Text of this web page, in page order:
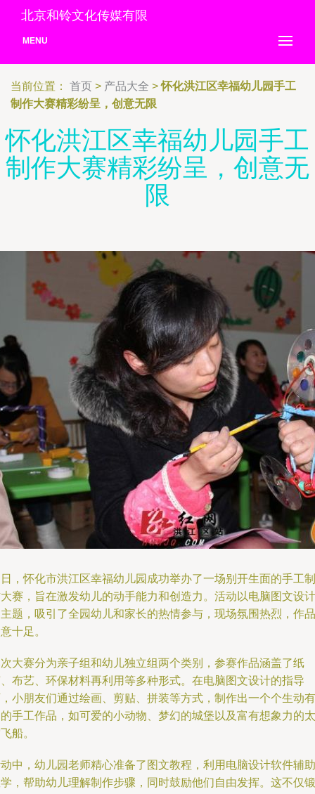
北京和铃文化传媒有限
MENU
当前位置： 首页 > 产品大全 > 怀化洪江区幸福幼儿园手工
制作大赛精彩纷呈，创意无限
怀化洪江区幸福幼儿园手工
制作大赛精彩纷呈，创意无
限
，怀化市洪江区幸福幼儿园成功举办了一场别开生面的手工制
赛，旨在激发幼儿的动手能力和创造力。活动以电脑图文设计
题，吸引了全园幼儿和家长的热情参与，现场氛围热烈，作品
十足。
大赛分为亲子组和幼儿独立组两个类别，参赛作品涵盖了纸
布艺、环保材料再利用等多种形式。在电脑图文设计的指导
小朋友们通过绘画、剪贴、拼装等方式，制作出一个个生动有
手工作品，如可爱的小动物、梦幻的城堡以及富有想象力的太
船。
中，幼儿园老师精心准备了图文教程，利用电脑设计软件辅助
，帮助幼儿理解制作步骤，同时鼓励他们自由发挥。这不仅锻